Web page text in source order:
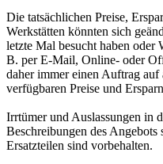
Die tatsächlichen Preise,
Werkstätten könnten sich
letzte Mal besucht haben oder
B. per E-Mail, Online- oder
daher immer einen Auftrag
verfügbaren Preise und
Irrtümer und Auslassungen in
Beschreibungen des
Ersatzteilen sind vorbehalten.